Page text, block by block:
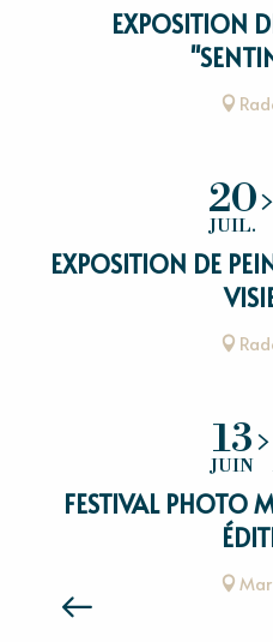
EXPOSITION
20
JUIL.
EXPOSITION DE
13
JUIN
FESTIVAL PHOTO